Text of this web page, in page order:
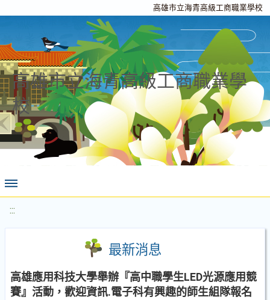
高雄市立海青高級工商職業學校
高雄市立海青高級工商職業學
校
:::
最新消息
高雄應用科技大學舉辦『高中職學生LED光源應用競
賽』活動，歡迎資訊.電子科有興趣的師生組隊報名